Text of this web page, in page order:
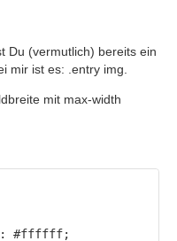
Du (vermutlich) bereits ein
mir ist es: .entry img.
mit max-width